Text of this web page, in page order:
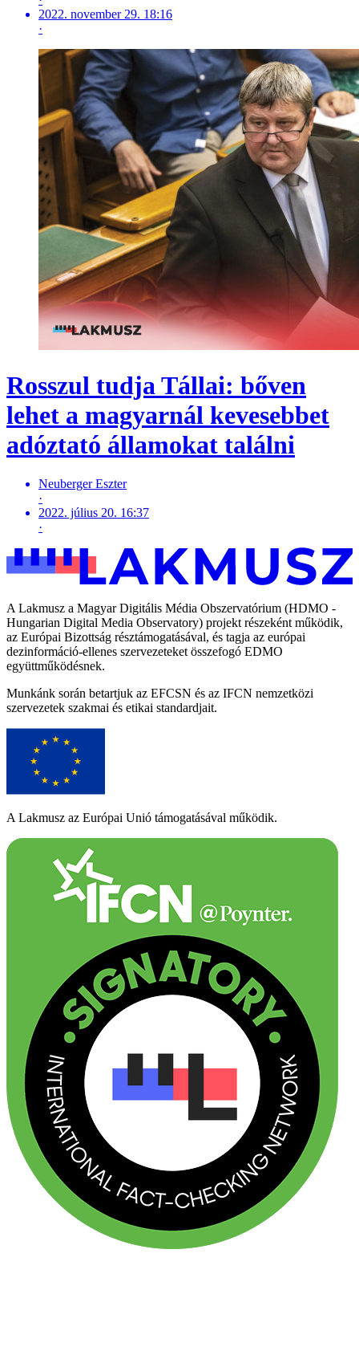
2022. november 29. 18:16
·
Rosszul tudja Tállai: bőven
lehet a magyarnál kevesebbet
adóztató államokat találni
Neuberger Eszter
·
2022. július 20. 16:37
·
A Lakmusz a Magyar Digitális Média Obszervatórium (HDMO -
Hungarian Digital Media Observatory) projekt részeként működik,
az Európai Bizottság résztámogatásával, és tagja az európai
dezinformáció-ellenes szervezeteket összefogó EDMO
együttműködésnek.
Munkánk során betartjuk az EFCSN és az IFCN nemzetközi
szervezetek szakmai és etikai standardjait.
A Lakmusz az Európai Unió támogatásával működik.